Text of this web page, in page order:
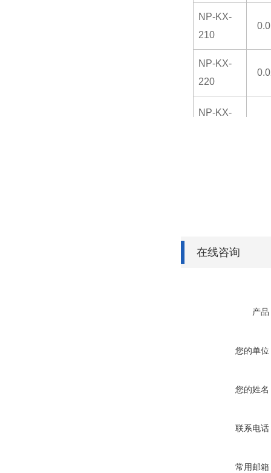
NP-KX-
210
NP-KX-
220
NP-KX-
在线咨询
产品
您的单位
您的姓名
联系电话
常用邮箱